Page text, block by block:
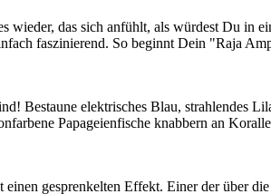
das sich anfühlt, als würdest Du in
faszinierend. So beginnt Dein "Raja
Bestaune elektrisches Blau, strahlendes
Papageienfische knabbern an
gesprenkelten Effekt. Einer der über